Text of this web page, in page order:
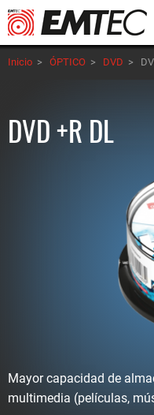
Pasar
al
contenido
principal
Inicio > ÓPTICO > DVD >
DVD +R DL
Mayor capacidad de
multimedia (películas,